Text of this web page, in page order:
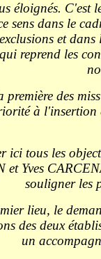
éloignés. C'est
sens dans le
et
reprend les
première des
à l'insertion
ici tous les
et Yves
souligner les
lieu, le
des deux
un